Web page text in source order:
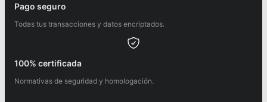
Pago seguro
Todas tus transacciones y datos encriptados.
100% certificada
Normativas de seguridad y homologación.